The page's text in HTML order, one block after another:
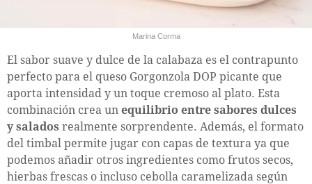
Marina Corma
El sabor suave y dulce de la calabaza es el contrapunto
perfecto para el queso Gorgonzola DOP picante que
aporta intensidad y un toque cremoso al plato. Esta
combinación crea un equilibrio entre sabores dulces
y salados realmente sorprendente. Además, el formato
del timbal permite jugar con capas de textura ya que
podemos añadir otros ingredientes como frutos secos,
hierbas frescas o incluso cebolla caramelizada según